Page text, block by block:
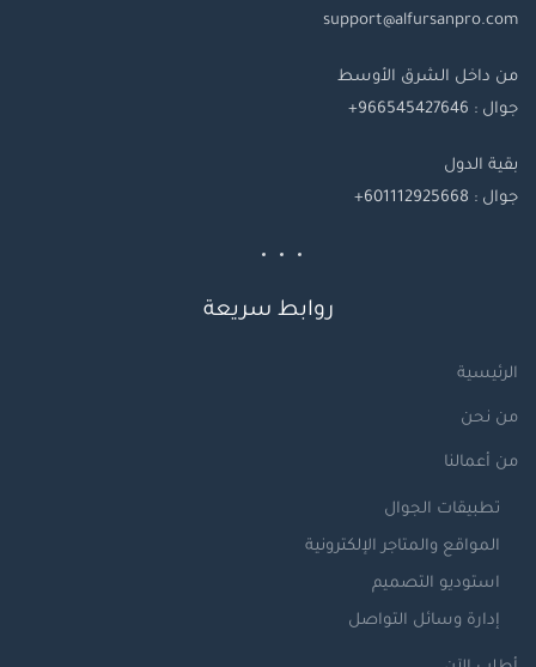
support@alfursanpro.com
من داخل الشرق الأوسط
جوال : 966545427646+
بقية الدول
جوال : 601112925668+
روابط سريعة
الرئيسية
من نحن
من أعمالنا
تطبيقات الجوال
المواقع والمتاجر الإلكترونية
استوديو التصميم
إدارة وسائل التواصل